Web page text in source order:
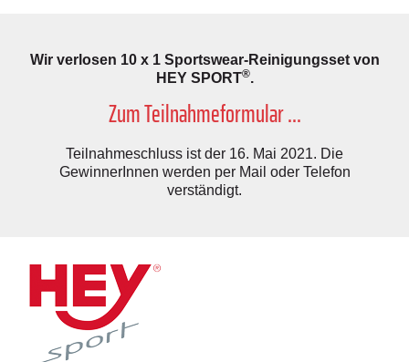
Wir verlosen 10 x 1 Sportswear-Reinigungsset von
HEY SPORT®.
Zum Teilnahmeformular ...
Teilnahmeschluss ist der 16. Mai 2021. Die
GewinnerInnen werden per Mail oder Telefon
verständigt.